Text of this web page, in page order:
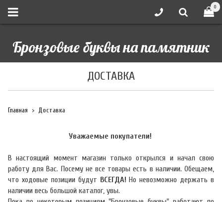
0
Бронзовые буквы на памятник
ДОСТАВКА
Главная Доставка
Уважаемые покупатели!
В настоящий момент магазин только открылся и начал свою
работу для Вас. Посему не все товары есть в наличии. Обещаем,
что ходовые позиции будут ВСЕГДА! Но невозможно держать в
наличии весь большой каталог, увы.